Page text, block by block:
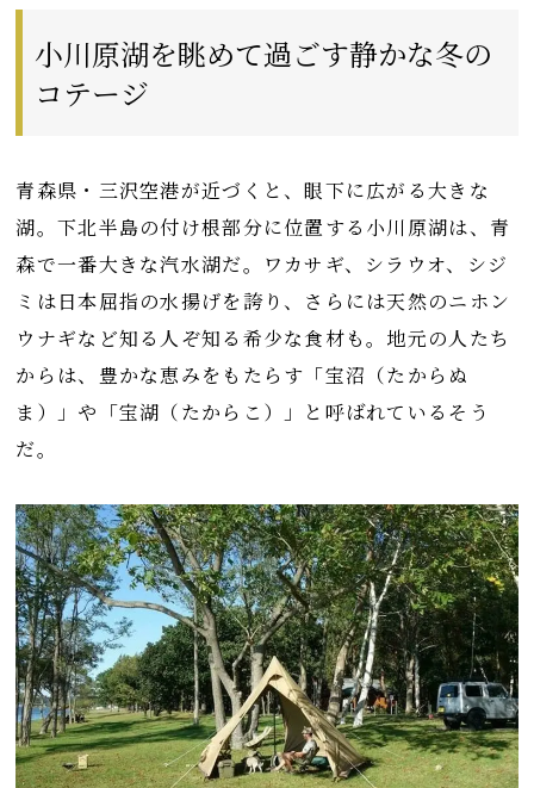
小川原湖を眺めて過ごす静かな冬の
コテージ
青森県・三沢空港が近づくと、眼下に広がる大きな
湖。下北半島の付け根部分に位置する小川原湖は、青
森で一番大きな汽水湖だ。ワカサギ、シラウオ、シジ
ミは日本屈指の水揚げを誇り、さらには天然のニホン
ウナギなど知る人ぞ知る希少な食材も。地元の人たち
からは、豊かな恵みをもたらす「宝沼（たからぬ
ま）」や「宝湖（たからこ）」と呼ばれているそう
だ。